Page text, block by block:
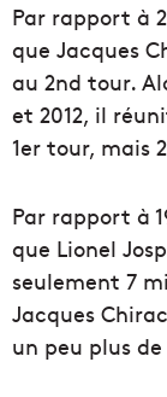
Par rapport à
que Jacques
au 2nd tour.
et 2012, il
1er tour, mais
Par rapport à
que Lionel
seulement 7
Jacques
un peu plus